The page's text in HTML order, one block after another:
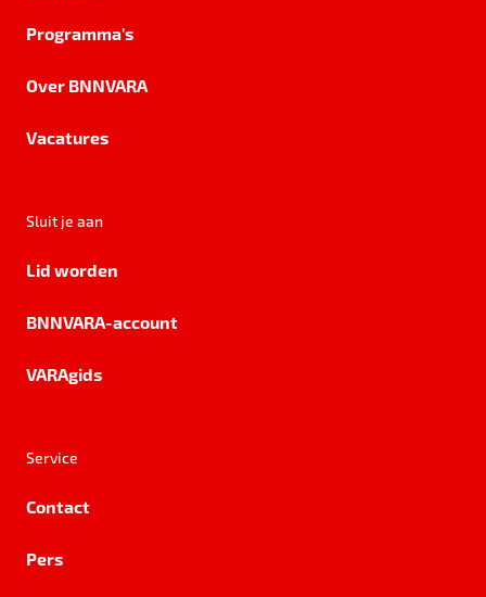
Programma's
Over BNNVARA
Vacatures
Sluit je aan
Lid worden
BNNVARA-account
VARAgids
Service
Contact
Pers